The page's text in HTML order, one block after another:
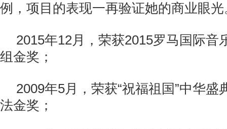
例，项目的表现一再验证她的商业眼光
2015年12月，荣获2015罗马国际音
组金奖；
2009年5月，荣获“祝福祖国”中华盛
法金奖；